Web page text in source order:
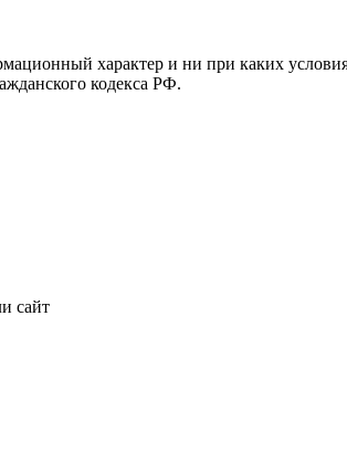
характер и ни при каких
кодекса РФ.
сайт